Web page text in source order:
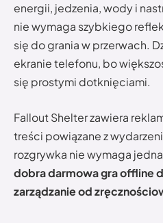
energii, jedzenia, wody i
nie wymaga szybkiego
się do grania w przerwach.
ekranie telefonu, bo
się prostymi dotknięciami.
Fallout Shelter zawiera
treści powiązane z
rozgrywka nie wymaga
dobra darmowa gra offline
zarządzanie od